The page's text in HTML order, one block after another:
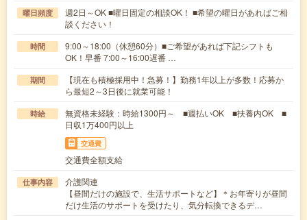
曜日頻度
週2日～OK ■曜日固定の相談OK！ ■希望の曜日があればご相
談ください！
時間
9:00～18:00（休憩60分）■ご希望があれば下記シフトも
OK！早番 7:00～16:00遅番 …
期間
【現在も積極採用中！急募！】勤務1年以上が多数！応募か
ら最短2～3日後に就業可能！
時給
無資格未経験：時給1300円～ ■週払いOK ■扶養内OK ■
日収1万400円以上
交通費
交通費全額支給
仕事内容
介護関連
【昼間だけの施設で、生活サポートなど】＊お年寄りが昼間
だけ生活のサポートを受けたり、気分転換できるデ…